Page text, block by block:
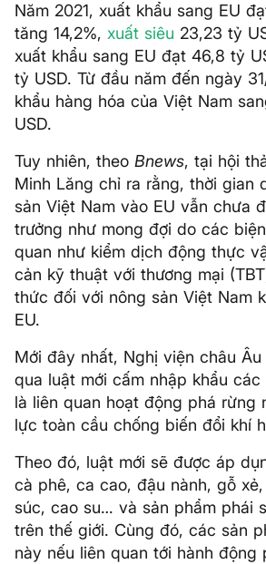
Năm 2021, xuất khẩu sang EU
tăng 14,2%, xuất siêu 23,23 tỷ
xuất khẩu sang EU đạt 46,8 tỷ
tỷ USD. Từ đầu năm đến ngày
khẩu hàng hóa của Việt Nam
USD.
Tuy nhiên, theo Bnews, tại hội
Minh Lăng chỉ ra rằng, thời gian
sản Việt Nam vào EU vẫn chưa
trưởng như mong đợi do các
quan như kiểm dịch động thực
cản kỹ thuật với thương mại
thức đối với nông sản Việt Nam
EU.
Mới đây nhất, Nghị viện châu Âu
qua luật mới cấm nhập khẩu
là liên quan hoạt động phá rừng
lực toàn cầu chống biến đổi khí
Theo đó, luật mới sẽ được áp
cà phê, ca cao, đậu nành, gỗ
súc, cao su… và sản phẩm phái
trên thế giới. Cùng đó, các sản
này nếu liên quan tới hành động